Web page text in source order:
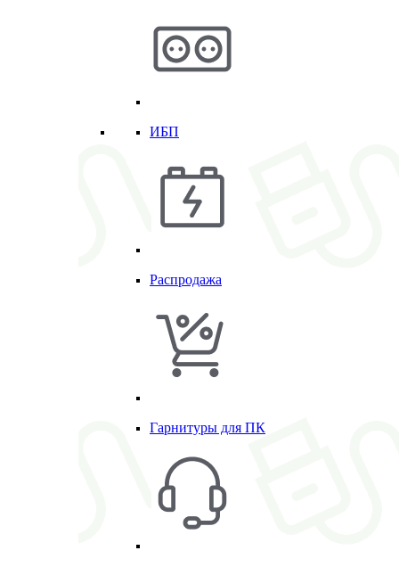
ИБП
Распродажа
Гарнитуры для ПК